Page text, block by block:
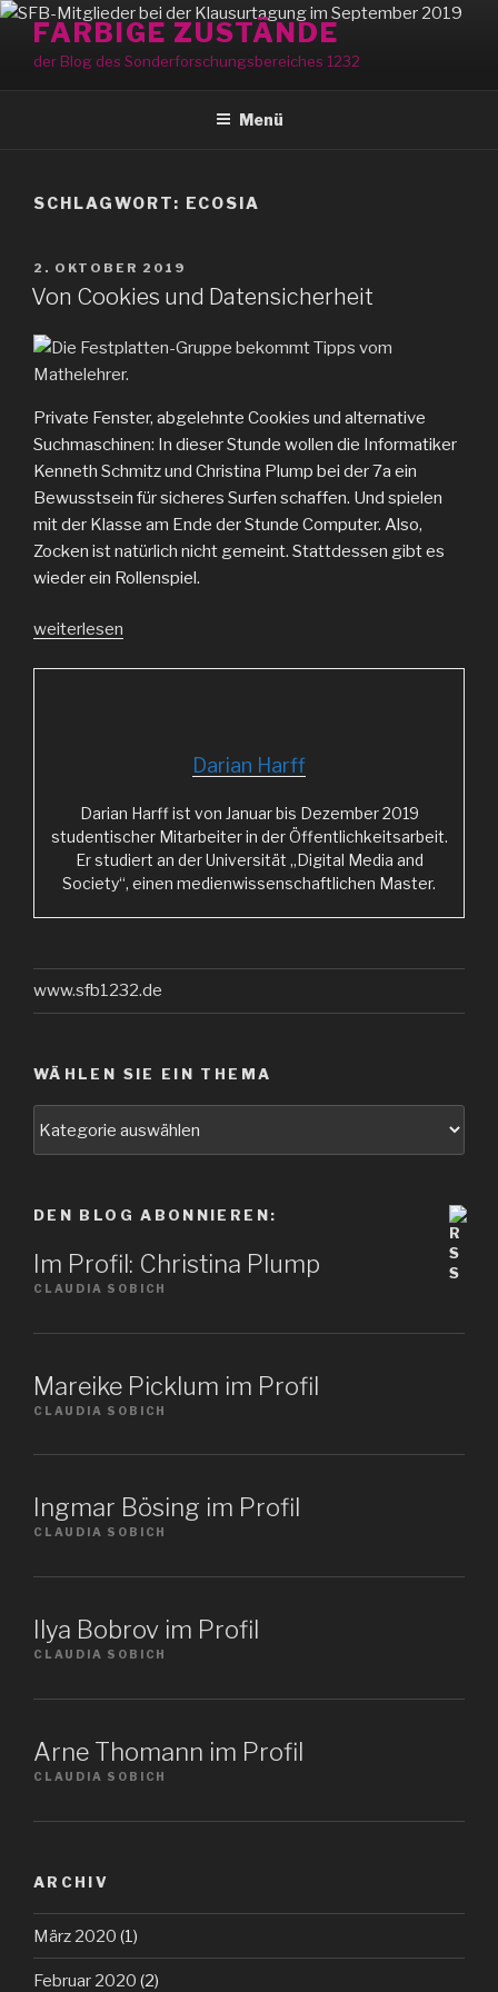
Zum
Inhalt
springen
FARBIGE ZUSTÄNDE
der Blog des Sonderforschungsbereiches 1232
Menü
SCHLAGWORT: ECOSIA
VERÖFFENTLICHT
AM
2. OKTOBER 2019
Von Cookies und Datensicherheit
Private Fenster, abgelehnte Cookies und alternative
Suchmaschinen: In dieser Stunde wollen die Informatiker
Kenneth Schmitz und Christina Plump bei der 7a ein
Bewusstsein für sicheres Surfen schaffen. Und spielen
mit der Klasse am Ende der Stunde Computer. Also,
Zocken ist natürlich nicht gemeint. Stattdessen gibt es
wieder ein Rollenspiel.
„Von
weiterlesen
Darian Harff
Darian Harff ist von Januar bis Dezember 2019
studentischer Mitarbeiter in der Öffentlichkeitsarbeit.
Er studiert an der Universität „Digital Media and
Society“, einen medienwissenschaftlichen Master.
www.sfb1232.de
WÄHLEN SIE EIN THEMA
DEN BLOG ABONNIEREN:
Im Profil: Christina Plump
CLAUDIA SOBICH
Mareike Picklum im Profil
CLAUDIA SOBICH
Ingmar Bösing im Profil
CLAUDIA SOBICH
Ilya Bobrov im Profil
CLAUDIA SOBICH
Arne Thomann im Profil
CLAUDIA SOBICH
ARCHIV
März 2020 (1)
Februar 2020 (2)